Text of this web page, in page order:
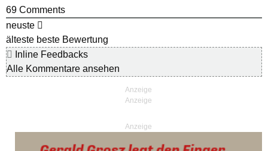
69 Comments
neuste
älteste beste Bewertung
Inline Feedbacks
Alle Kommentare ansehen
Anzeige